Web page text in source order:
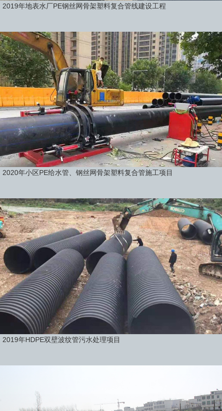
2019年地表水厂PE钢丝网骨架塑料复合管线建设工程
2020年小区PE给水管、钢丝网骨架塑料复合管施工项目
2019年HDPE双壁波纹管污水处理项目